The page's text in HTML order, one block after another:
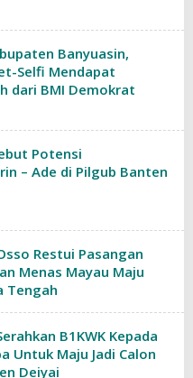
Banyuasin,
Selfi Mendapat
dari BMI Demokrat
Potensi
– Ade di Pilgub Banten
Restui Pasangan
Menas Mayau Maju
Tengah
B1KWK Kepada
Untuk Maju Jadi Calon
Deiyai